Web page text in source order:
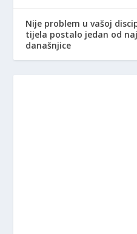
Nije problem u vašoj
tijela postalo jedan od
današnjice